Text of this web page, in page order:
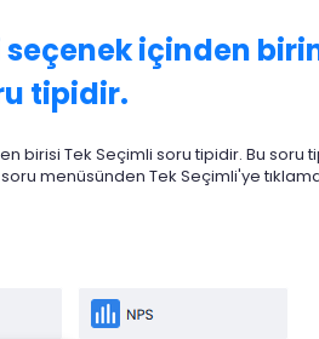
seçenek içinden
tipidir.
birisi Tek Seçimli soru tipidir. Bu soru
menüsünden Tek Seçimli'ye